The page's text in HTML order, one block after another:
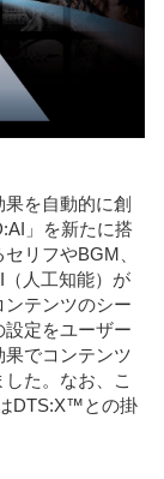
を自動的に創
」を新たに搭
リフやBGM、
人工知能）が
テンツのシー
定をユーザー
でコンテンツ
た。なお、こ
DTS:X™との掛